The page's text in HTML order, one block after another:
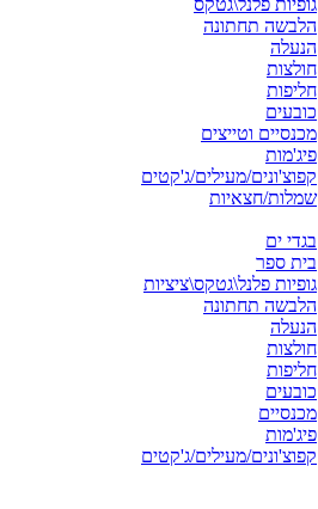
גופיות פלנל\גטקס
הלבשה תחתונה
הנעלה
חולצות
חליפות
כובעים
מכנסיים וטייצים
פיג'מות
קפוצ'ונים/מעילים/ג'קטים
שמלות/חצאיות
בגדי ים
בית ספר
גופיות פלנל\גטקס\ציציות
הלבשה תחתונה
הנעלה
חולצות
חליפות
כובעים
מכנסיים
פיג'מות
קפוצ'ונים/מעילים/ג'קטים